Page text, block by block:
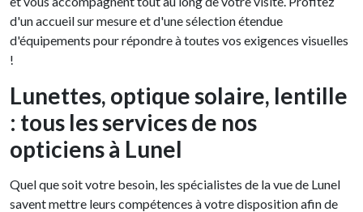
d'un accueil sur mesure et d'une sélection étendue
d'équipements pour répondre à toutes vos exigences visuelles
!
Lunettes, optique solaire, lentille
: tous les services de nos
opticiens à Lunel
Quel que soit votre besoin, les spécialistes de la vue de Lunel
savent mettre leurs compétences à votre disposition afin de